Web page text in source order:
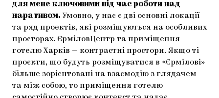
для мене ключовими під час роботи над
наративом. Умовно, у нас є дві основні локації
та ряд проектів, які розміщуються на особливих
просторах. ЄрміловЦентр та приміщення
готелю Харків — контрастні простори. Якщо ті
проєкти, що будуть розміщуватися в «Єрмілові»
більше зорієнтовані на взаємодію з глядачем
та між собою, то приміщення готелю